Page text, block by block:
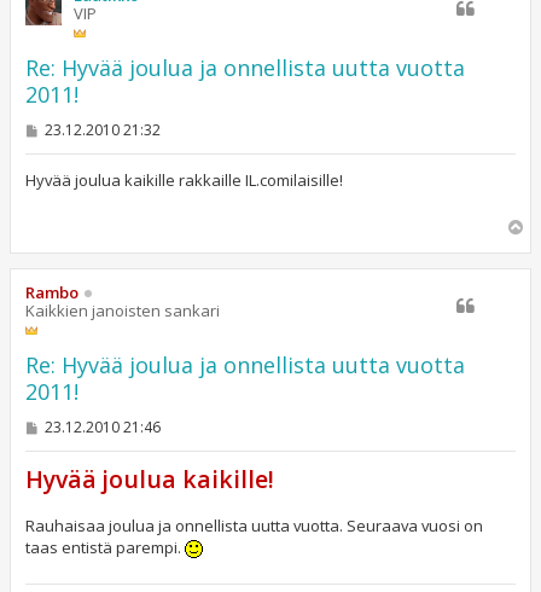
VIP
Re: Hyvää joulua ja onnellista uutta vuotta
2011!
V
s
t
23.12.2010 21:32
Hyvää joulua kaikille rakkaille IL.comilaisille!
ö
Rambo
Kaikkien janoisten sankari
Re: Hyvää joulua ja onnellista uutta vuotta
2011!
V
s
t
23.12.2010 21:46
Hyvää joulua kaikille!
Rauhaisaa joulua ja onnellista uutta vuotta. Seuraava vuosi on
taas entistä parempi.